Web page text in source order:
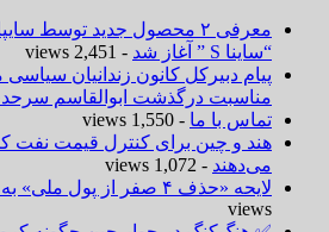
- 2,451 views
دبیرکل کانون زندانیان سیاسی مسلمان
درگذشت ابوالقاسم سرحدی زاده- 1,633 views
با ما- 1,550 views
و چین برای کنترل قیمت نفت کارگروه
- 1,072 views
۴ صفر از پول ملی» به مجلس رفت